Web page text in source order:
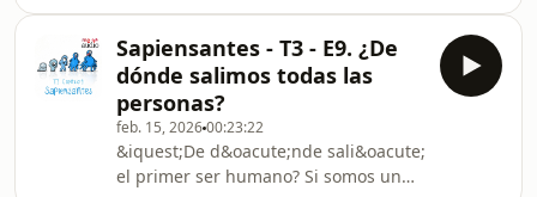
jugos por el d&iacute;a. Una
divisi&oacute;n de tareas e
humano? En este cap&iacute;tulo final
de temporada, Xaviera se adentra en
el inabarcable mundo de Internet y
de las redes sociales para advertirnos
de sus efectos en el funcionamiento
cerebral. Contar&aacute; con un
Sapiensantes - T3 - E9. ¿De
dónde salimos todas las
personas?
feb. 15, 202600:23:22
&iquest;De d&oacute;nde sali&oacute;
el primer ser humano? Si somos un